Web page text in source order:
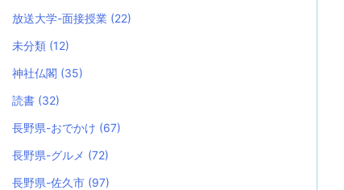
放送大学-面接授業 (22)
未分類 (12)
神社仏閣 (35)
読書 (32)
長野県-おでかけ (67)
長野県-グルメ (72)
長野県-佐久市 (97)